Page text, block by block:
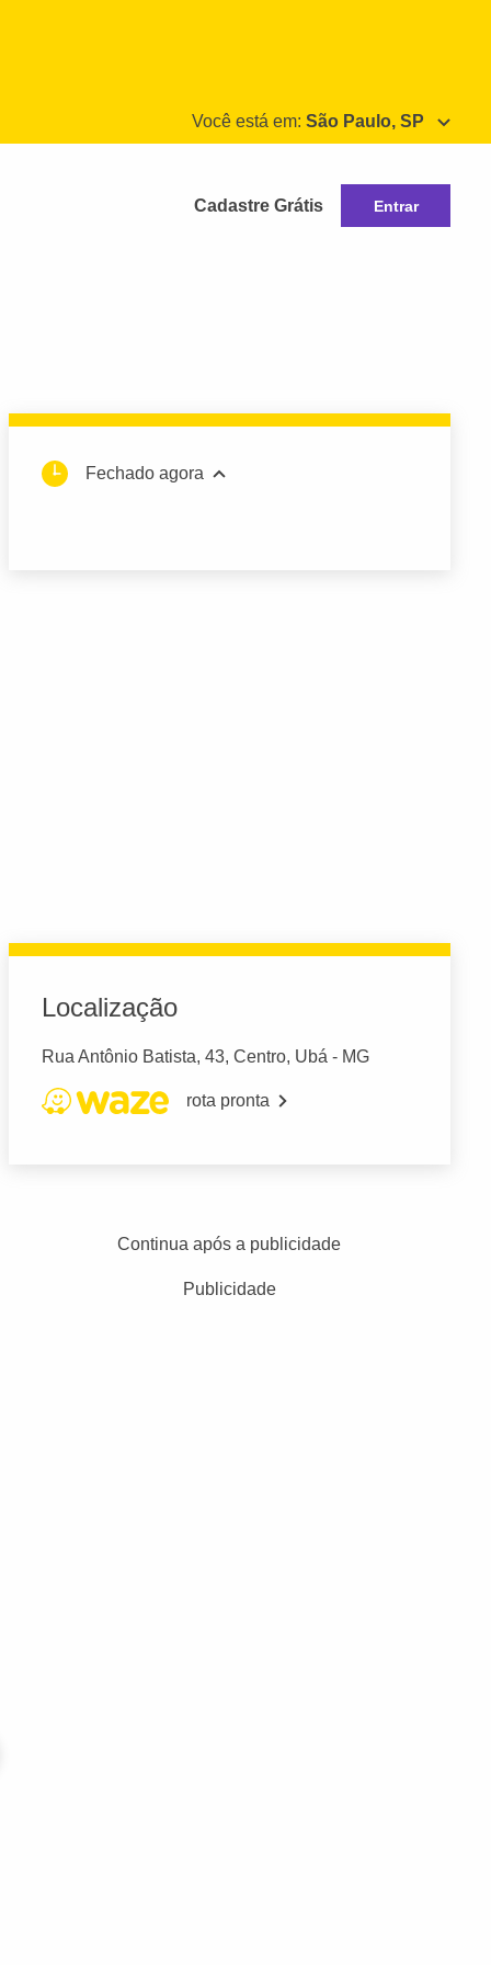
Você está em: São Paulo, SP
Cadastre Grátis Entrar
Fechado agora
Localização
Rua Antônio Batista, 43, Centro, Ubá - MG
rota pronta
Continua após a publicidade
Publicidade